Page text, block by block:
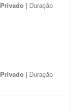
Privado | Duração
Privado | Duração